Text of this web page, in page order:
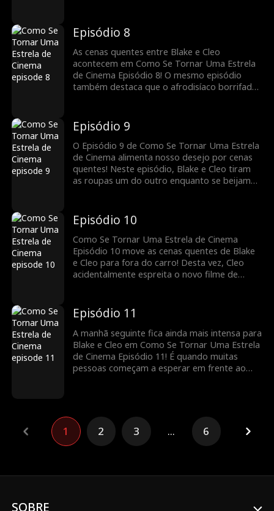
carro de Blake?
Episódio 8
As cenas quentes entre Blake e Cleo
acontecem em Como Se Tornar Uma Estrela
de Cinema Episódio 8! O mesmo episódio
também destaca que o afrodisíaco borrifado
irresistível! O que Blake fará depois que seus
motoristas os deixarem dentro do carro?
Episódio 9
O Episódio 9 de Como Se Tornar Uma Estrela
de Cinema alimenta nosso desejo por cenas
quentes! Neste episódio, Blake e Cleo tiram
as roupas um do outro enquanto se beijam
relacionamento sexual espontâneo, então
fique ligado para mais cenas!
Episódio 10
Como Se Tornar Uma Estrela de Cinema
Episódio 10 move as cenas quentes de Blake
e Cleo para fora do carro! Desta vez, Cleo
acidentalmente espreita o novo filme de
e se questiona, mas o que Blake fará para
reconstruir sua autoconfiança?
Episódio 11
A manhã seguinte fica ainda mais intensa para
Blake e Cleo em Como Se Tornar Uma Estrela
de Cinema Episódio 11! É quando muitas
pessoas começam a esperar em frente ao
como eles responderão a essas pessoas?
1 2 3 ... 6
SOBRE